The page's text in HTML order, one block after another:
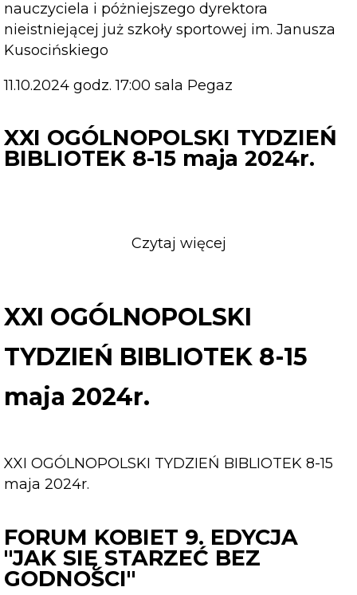
nauczyciela i póżniejszego dyrektora
nieistniejącej już szkoły sportowej im. Janusza
Kusocińskiego
11.10.2024 godz. 17:00 sala Pegaz
XXI OGÓLNOPOLSKI TYDZIEŃ
BIBLIOTEK 8-15 maja 2024r.
Czytaj więcej
TYDZIEŃ
BIBLIOTEK
8-
15
XXI OGÓLNOPOLSKI
TYDZIEŃ BIBLIOTEK 8-15
maja 2024r.
XXI OGÓLNOPOLSKI TYDZIEŃ BIBLIOTEK 8-15
maja 2024r.
FORUM KOBIET 9. EDYCJA
"JAK SIĘ STARZEĆ BEZ
GODNOŚCI"